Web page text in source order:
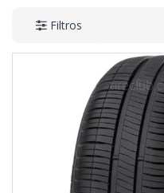
Filtros